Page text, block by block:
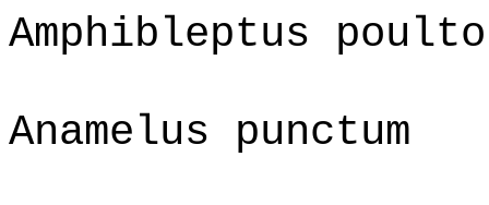
Amphibleptus
Anamelus punctum